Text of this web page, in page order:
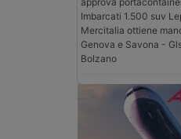
Imbarcati 1.500 suv
Mercitalia ottiene
Genova e Savona -
Bolzano